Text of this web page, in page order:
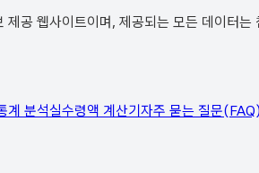
공 웹사이트이며, 제공되는 모든 데이터
계 분석실수령액 계산기자주 묻는 질문(FAQ)